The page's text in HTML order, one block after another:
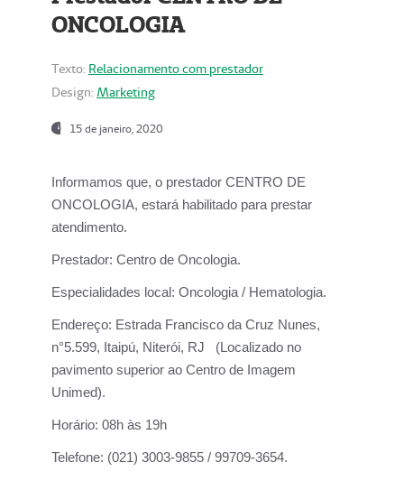
ONCOLOGIA
Texto: Relacionamento com prestador
Design: Marketing
15 de janeiro, 2020
Informamos que, o prestador CENTRO DE
ONCOLOGIA, estará habilitado para prestar
atendimento.
Prestador: Centro de Oncologia.
Especialidades local: Oncologia / Hematologia.
Endereço: Estrada Francisco da Cruz Nunes,
n°5.599, Itaipú, Niterói, RJ (Localizado no
pavimento superior ao Centro de Imagem
Unimed).
Horário: 08h às 19h
Telefone: (021) 3003-9855 / 99709-3654.